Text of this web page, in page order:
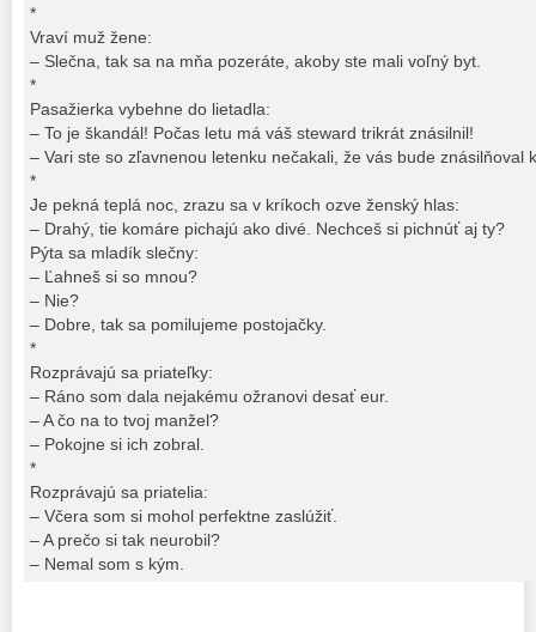
*
Vraví muž žene:
– Slečna, tak sa na mňa pozeráte, akoby ste mali voľný byt.
*
Pasažierka vybehne do lietadla:
– To je škandál! Počas letu má váš steward trikrát znásilnil!
– Vari ste so zľavnenou letenku nečakali, že vás bude znásilňoval
*
Je pekná teplá noc, zrazu sa v kríkoch ozve ženský hlas:
– Drahý, tie komáre pichajú ako divé. Nechceš si pichnúť aj ty?
Pýta sa mladík slečny:
– Ľahneš si so mnou?
– Nie?
– Dobre, tak sa pomilujeme postojačky.
*
Rozprávajú sa priateľky:
– Ráno som dala nejakému ožranovi desať eur.
– A čo na to tvoj manžel?
– Pokojne si ich zobral.
*
Rozprávajú sa priatelia:
– Včera som si mohol perfektne zaslúžiť.
– A prečo si tak neurobil?
– Nemal som s kým.